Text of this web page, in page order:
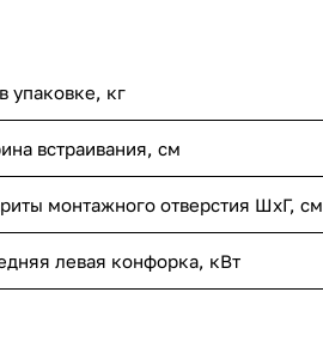
упаковке, кг
встраивания, см
монтажного отверстия ШхГ, см
левая конфорка, кВт